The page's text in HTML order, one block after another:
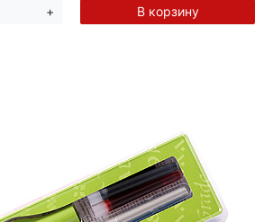
+ В корзину